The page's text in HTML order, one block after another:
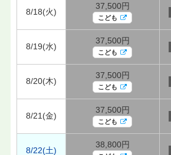
8/18(火)
37,500円
こども
8/19(水)
37,500円
こども
8/20(木)
37,500円
こども
8/21(金)
37,500円
こども
8/22(土)
38,800円